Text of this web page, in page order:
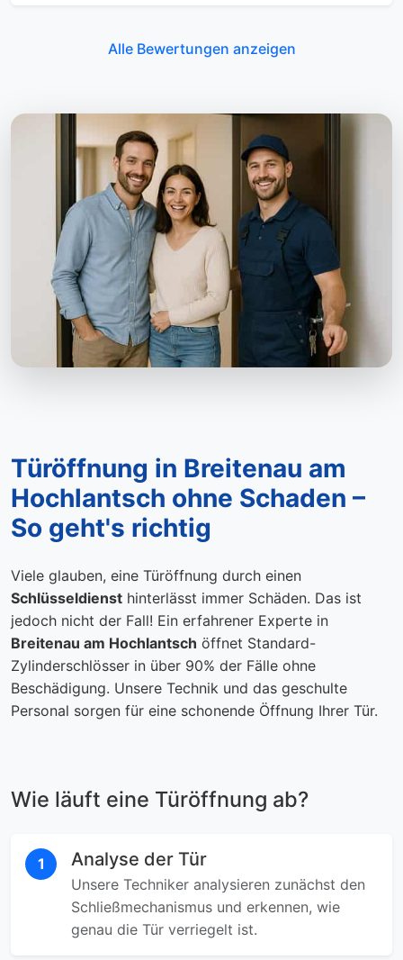
Alle Bewertungen anzeigen
Türöffnung in Breitenau am
Hochlantsch ohne Schaden –
So geht's richtig
Viele glauben, eine Türöffnung durch einen
Schlüsseldienst hinterlässt immer Schäden. Das ist
jedoch nicht der Fall! Ein erfahrener Experte in
Breitenau am Hochlantsch öffnet Standard-
Zylinderschlösser in über 90% der Fälle ohne
Beschädigung. Unsere Technik und das geschulte
Personal sorgen für eine schonende Öffnung Ihrer Tür.
Wie läuft eine Türöffnung ab?
1 Analyse der Tür
Unsere Techniker analysieren zunächst den
Schließmechanismus und erkennen, wie
genau die Tür verriegelt ist.